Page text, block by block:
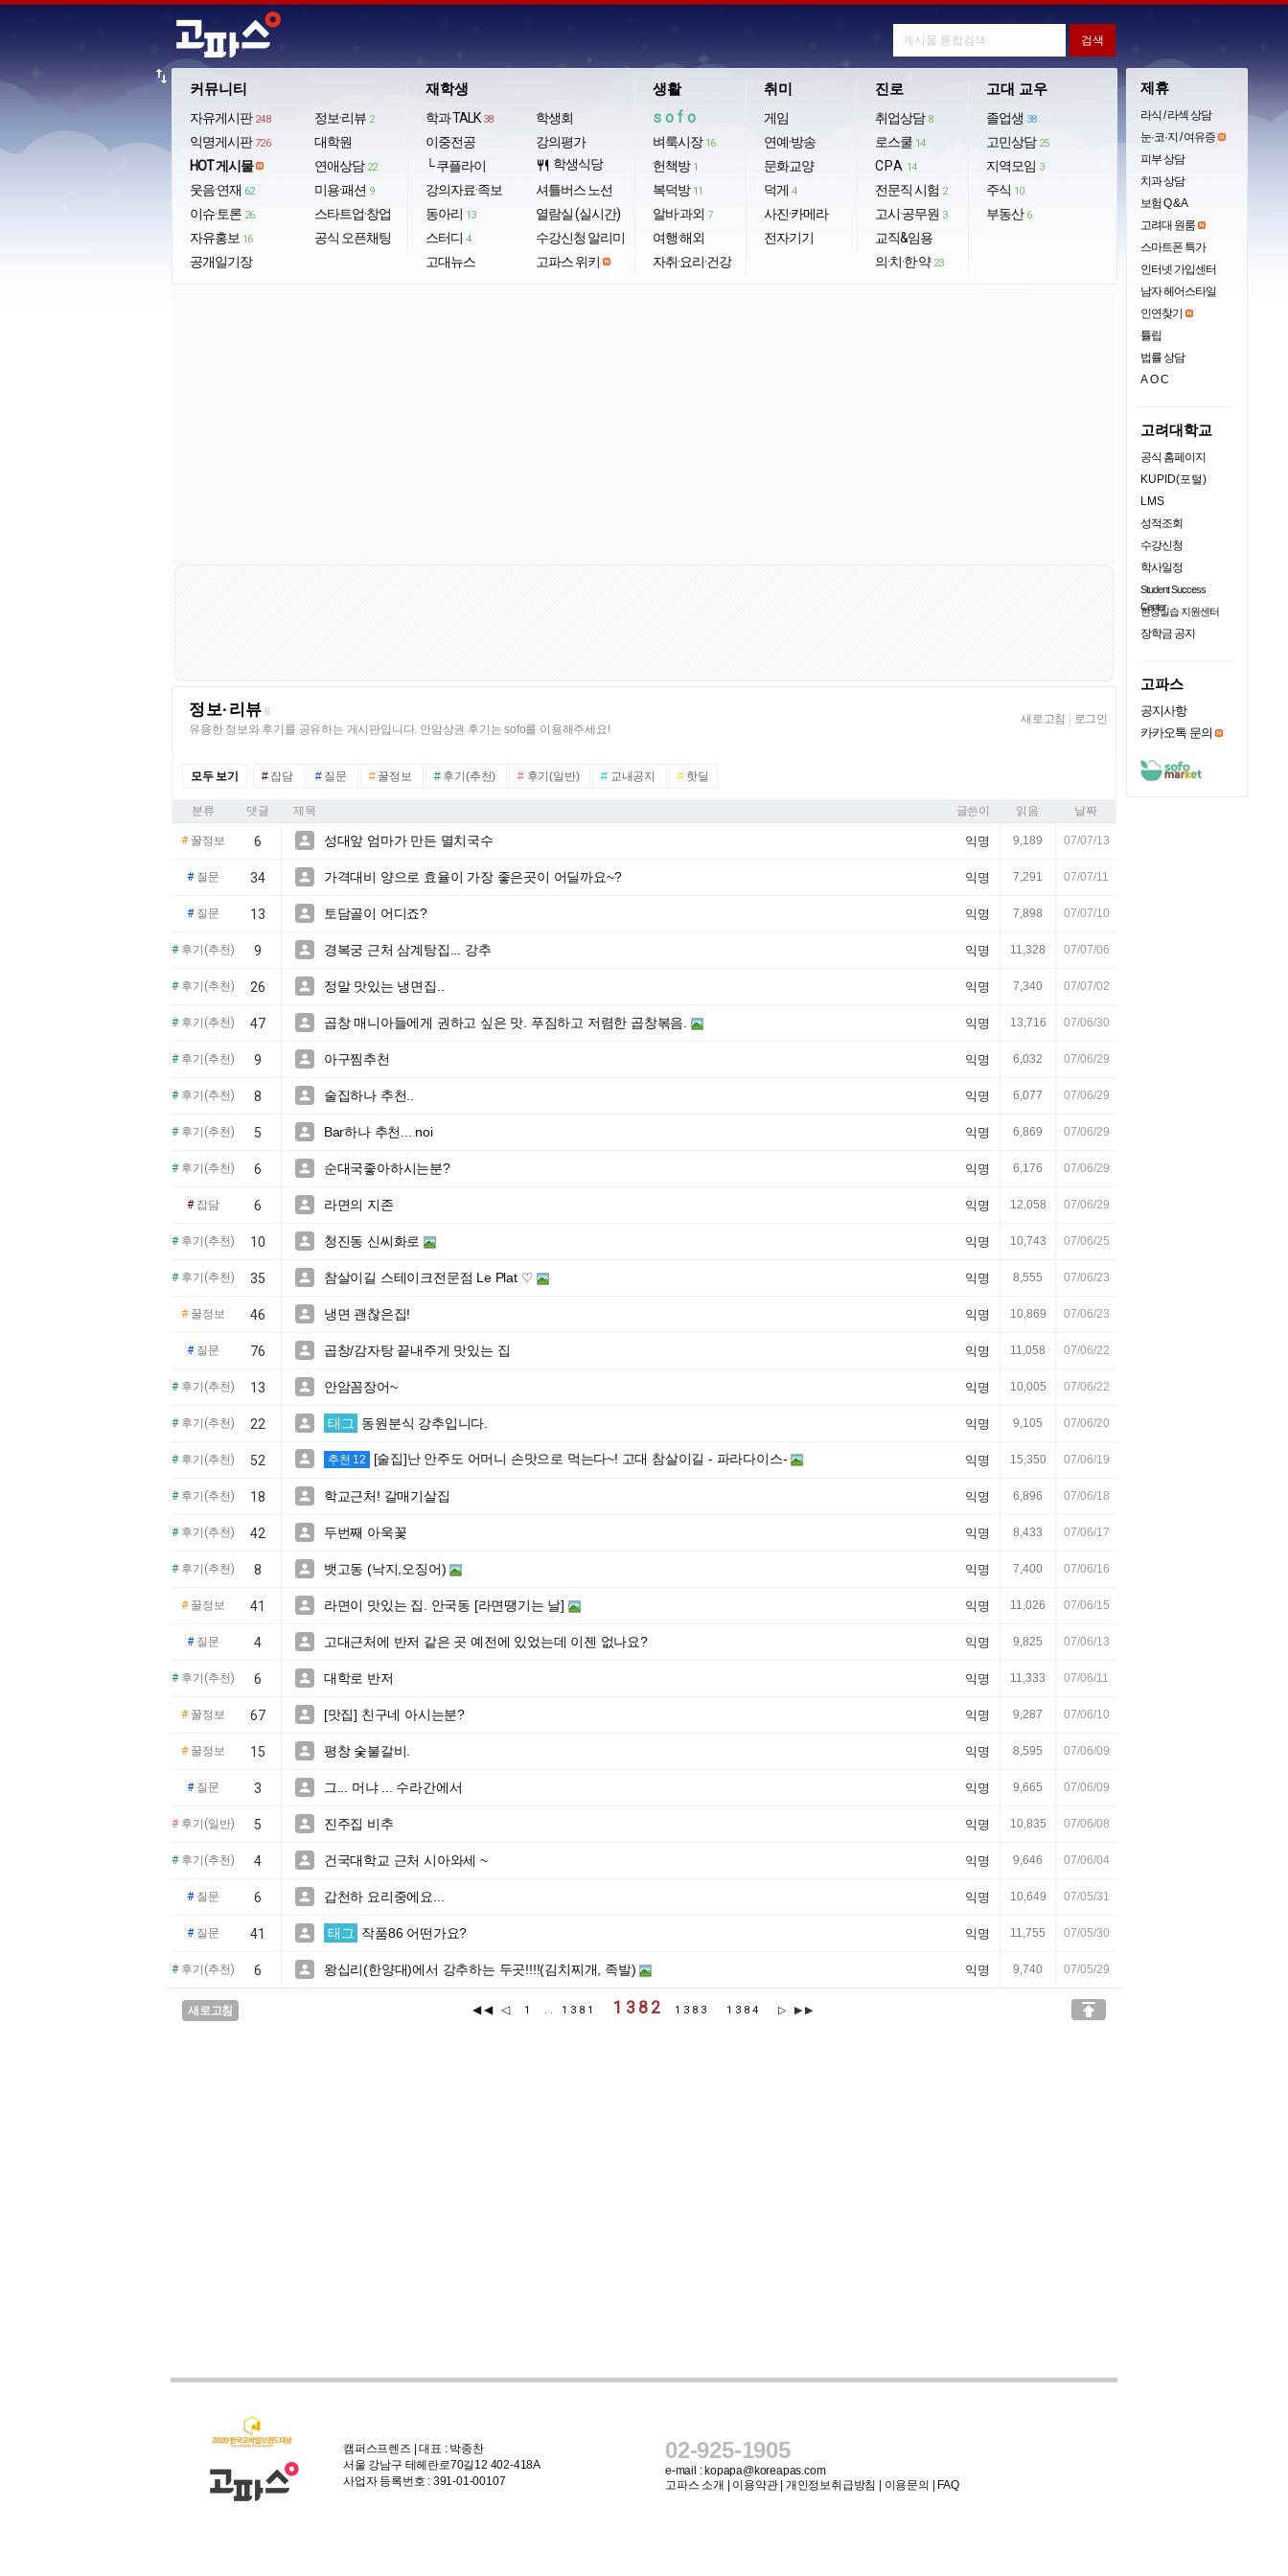
커뮤니티
자유게시판 248
익명게시판 726
HOT 게시물
웃음·연재 62
이슈·토론 26
자유홍보 16
공개일기장
정보·리뷰 2
대학원
연애상담 22
미용·패션 9
스타트업·창업
공식 오픈채팅
재학생
학과 TALK 38
이중전공
└ 쿠플라이
강의자료·족보
동아리 13
스터디 4
고대뉴스
학생회
강의평가
restaurant 학생식당
셔틀버스 노선
열람실 (실시간)
수강신청 알리미
고파스 위키
생활
sofo
벼룩시장 16
헌책방 1
복덕방 11
알바·과외 7
여행·해외
자취·요리·건강
취미
게임
연예·방송
문화교양
덕게 4
사진·카메라
전자기기
진로
취업상담 8
로스쿨 14
CPA 14
전문직 시험 2
고시·공무원 3
교직&임용
의·치·한·약 23
고대 교우
졸업생 38
고민상담 25
지역모임 3
주식 10
부동산 6
import_export
정보·리뷰 6
유용한 정보와 후기를 공유하는 게시판입니다. 안암상권 후기는 sofo를 이용해주세요!
새로고침 로그인
모두 보기 #잡담 #질문 #꿀정보 #후기(추천) #후기(일반) #교내공지 #핫딜
분류 댓글 제목 글쓴이 읽음 날짜
#꿀정보 6  성대앞 엄마가 만든 멸치국수 익명 9,189 07/07/13
#질문 34  가격대비 양으로 효율이 가장 좋은곳이 어딜까요~? 익명 7,291 07/07/11
#질문 13  토담골이 어디죠? 익명 7,898 07/07/10
#후기(추천) 9  경복궁 근처 삼계탕집... 강추 익명 11,328 07/07/06
#후기(추천) 26  정말 맛있는 냉면집.. 익명 7,340 07/07/02
#후기(추천) 47  곱창 매니아들에게 권하고 싶은 맛. 푸짐하고 저렴한 곱창볶음. 익명 13,716 07/06/30
#후기(추천) 9  아구찜추천 익명 6,032 07/06/29
#후기(추천) 8  술집하나 추천.. 익명 6,077 07/06/29
#후기(추천) 5  Bar하나 추천... noi 익명 6,869 07/06/29
#후기(추천) 6  순대국좋아하시는분? 익명 6,176 07/06/29
#잡담 6  라면의 지존 익명 12,058 07/06/29
#후기(추천) 10  청진동 신씨화로 익명 10,743 07/06/25
#후기(추천) 35  참살이길 스테이크전문점 Le Plat ♡ 익명 8,555 07/06/23
#꿀정보 46  냉면 괜찮은집! 익명 10,869 07/06/23
#질문 76  곱창/감자탕 끝내주게 맛있는 집 익명 11,058 07/06/22
#후기(추천) 13  안암꼼장어~ 익명 10,005 07/06/22
#후기(추천) 22  태그 동원분식 강추입니다. 익명 9,105 07/06/20
#후기(추천) 52  추천 12 [술집]난 안주도 어머니 손맛으로 먹는다~! 고대 참살이길 - 파라다이스- 익명 15,350 07/06/19
#후기(추천) 18  학교근처! 갈매기살집 익명 6,896 07/06/18
#후기(추천) 42  두번째 아욱꽃 익명 8,433 07/06/17
#후기(추천) 8  뱃고동 (낙지,오징어) 익명 7,400 07/06/16
#꿀정보 41  라면이 맛있는 집. 안국동 [라면땡기는 날] 익명 11,026 07/06/15
#질문 4  고대근처에 반저 같은 곳 예전에 있었는데 이젠 없나요? 익명 9,825 07/06/13
#후기(추천) 6  대학로 반저 익명 11,333 07/06/11
#꿀정보 67  [맛집] 친구네 아시는분? 익명 9,287 07/06/10
#꿀정보 15  평창 숯불갈비. 익명 8,595 07/06/09
#질문 3  그... 머냐 ... 수라간에서 익명 9,665 07/06/09
#후기(일반) 5  진주집 비추 익명 10,835 07/06/08
#후기(추천) 4  건국대학교 근처 시아와세 ~ 익명 9,646 07/06/04
#질문 6  갑천하 요리중에요... 익명 10,649 07/05/31
#질문 41  태그 작품86 어떤가요? 익명 11,755 07/05/30
#후기(추천) 6  왕십리(한양대)에서 강추하는 두곳!!!!(김치찌개, 족발) 익명 9,740 07/05/29
새로고침 ◀◀ ◁ 1 .. 1381 1382 1383 1384 ▷ ▶▶ 
제휴
라식 / 라섹 상담
눈·코·지 / 여유증
피부 상담
치과 상담
보험 Q & A
고려대 원룸
스마트폰 특가
인터넷 가입센터
남자 헤어스타일
인연찾기
튤립
법률 상담
AOC
고려대학교
공식 홈페이지
KUPID(포털)
LMS
성적조회
수강신청
학사일정
Student Success
Center
현장실습 지원센터
장학금 공지
고파스
공지사항
카카오톡 문의
캠퍼스프렌즈 | 대표 : 박종찬
서울 강남구 테헤란로70길12 402-418A
사업자 등록번호 : 391-01-00107
02-925-1905
e-mail : kopapa@koreapas.com
고파스 소개
이용약관| 개인정보취급방침 이용문의 FAQ